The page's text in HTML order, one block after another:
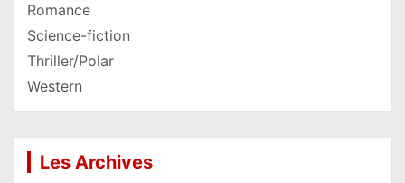
Romance
Science-fiction
Thriller/Polar
Western
Les Archives